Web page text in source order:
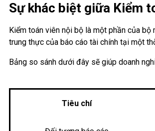
Sự khác biệt giữa Kiểm
Kiểm toán viên nội bộ là một phần của
trung thực của báo cáo tài chính tại một
Bảng so sánh dưới đây sẽ giúp doanh
Tiêu chí